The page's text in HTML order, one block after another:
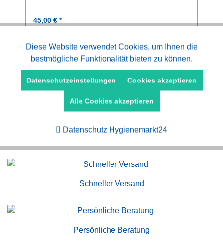
45,00 € *
Schneller Versand
Persönliche Beratung
Funktionale Aktiv
Marketing Aktiv
Diese Website verwendet Cookies, um Ihnen die
bestmögliche Funktionalität bieten zu können.
Datenschutzeinstellungen Cookies akzeptieren
Alle Cookies akzeptieren
Datenschutz Hygienemarkt24